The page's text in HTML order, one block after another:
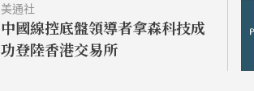
美通社
中國線控底盤領導者拿森科技成
功登陸香港交易所